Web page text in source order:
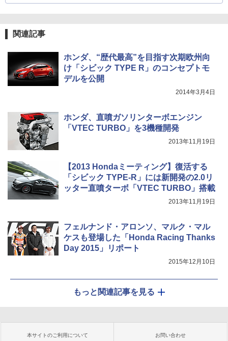
関連記事
ホンダ、“歴代最高”を目指す次期欧州向
け「シビック TYPE R」のコンセプトモ
デルを公開
2014年3月4日
ホンダ、直噴ガソリンターボエンジン
「VTEC TURBO」を3機種開発
2013年11月19日
【2013 Hondaミーティング】復活する
「シビック TYPE-R」には新開発の2.0リ
ッター直噴ターボ「VTEC TURBO」搭載
2013年11月19日
フェルナンド・アロンソ、マルク・マル
ケスも登場した「Honda Racing Thanks
Day 2015」リポート
2015年12月10日
もっと関連記事を見る
本サイトのご利用について お問い合わせ